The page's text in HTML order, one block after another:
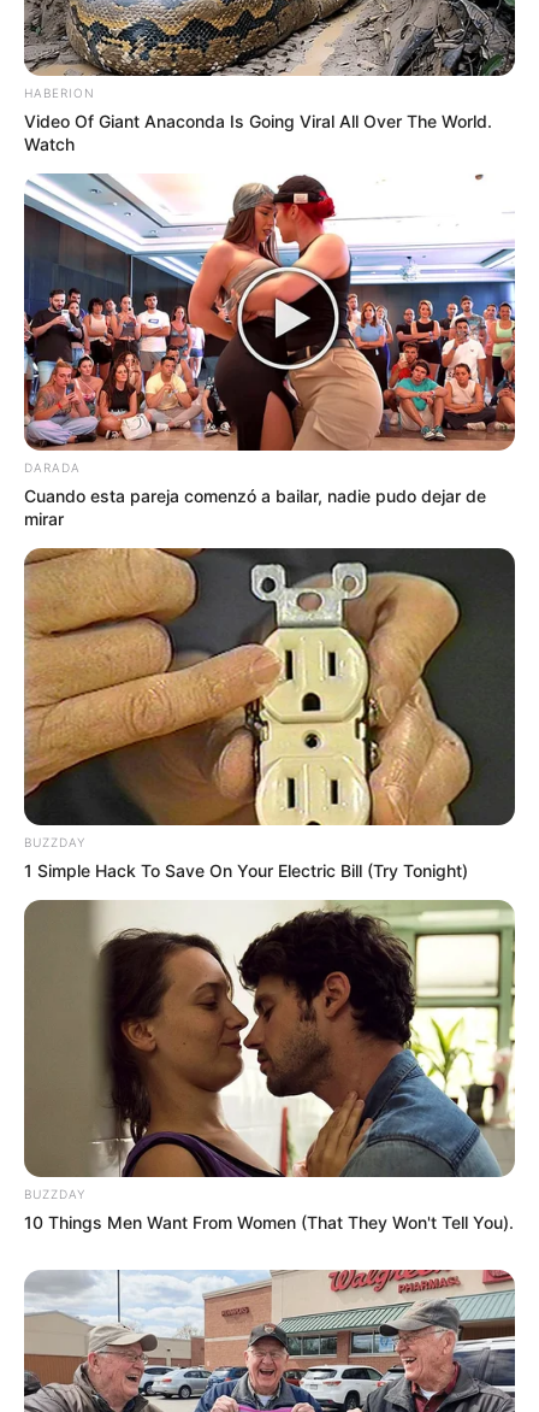
HABERION
Video Of Giant Anaconda Is Going Viral All Over The World.
Watch
DARADA
Cuando esta pareja comenzó a bailar, nadie pudo dejar de
mirar
BUZZDAY
1 Simple Hack To Save On Your Electric Bill (Try Tonight)
BUZZDAY
10 Things Men Want From Women (That They Won't Tell You).